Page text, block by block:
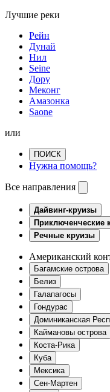
Лучшие реки
Рейн
Дунай
Нил
Seine
Дору
Меконг
Амазонка
Saone
или
ПОИСК
Нужна помощь?
Все направления
Дайвинг-круизы
Приключенческие
Речные круизы
Американский
Багамские острова
Белиз
Галапагосы
Гондурас
Доминиканская
Каймановы острова
Коста-Рика
Куба
Мексика
Сен-Мартен